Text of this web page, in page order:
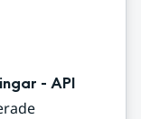
- API